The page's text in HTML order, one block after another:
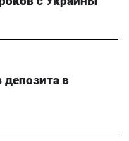
в